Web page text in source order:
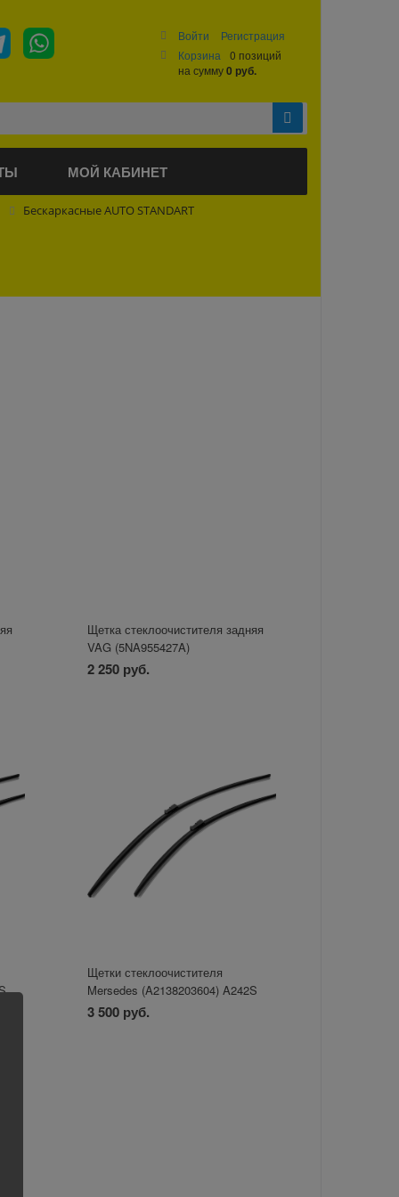
Войти
Регистрация
Корзина
0 позиций
на сумму0 руб.
МОЙ КАБИНЕТ
Бескаркасные AUTO STANDART
Щетка стеклоочистителя задняя
VAG (5NA955427A)
2 250 руб.
Щетки стеклоочистителя
Mersedes (A2138203604) A242S
3 500 руб.